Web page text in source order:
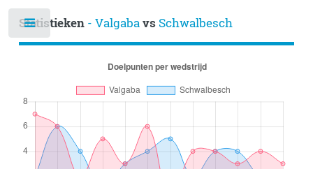
Statistieken- ValgabavsSchwalbesch